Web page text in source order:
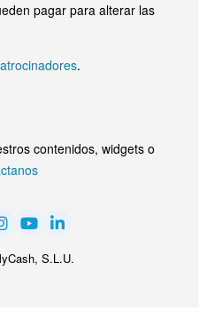
pagar para alterar las
.
contenidos, widgets o
S.L.U.